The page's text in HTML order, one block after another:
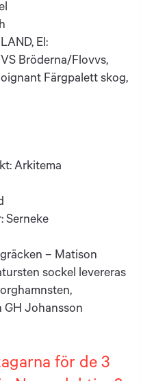
El:
Bröderna/Flovvs,
Färgpalett skog,
Arkitema
Serneke
– Matison
sockel levereras
GH Johansson
för de 3